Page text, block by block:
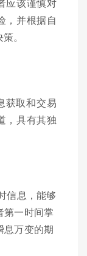
，并根据自
。
获取和交易
，具有其独
信息，能够
第一时间掌
息万变的期